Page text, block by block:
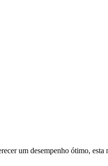
um desempenho ótimo, esta